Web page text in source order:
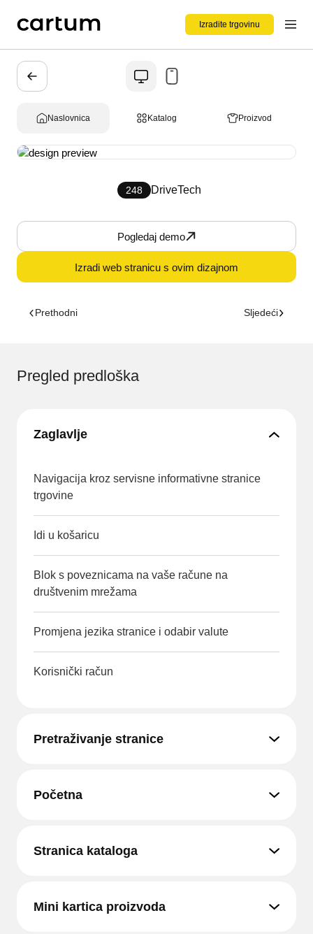
Izradite trgovinu
Naslovnica Katalog Proizvod
248 DriveTech
Pogledaj demo
Izradi web stranicu s ovim dizajnom
Prethodni Sljedeći
Pregled predloška
Zaglavlje
Navigacija kroz servisne informativne stranice
trgovine
Idi u košaricu
Blok s poveznicama na vaše račune na
društvenim mrežama
Promjena jezika stranice i odabir valute
Korisnički račun
Pretraživanje stranice
Početna
Stranica kataloga
Mini kartica proizvoda